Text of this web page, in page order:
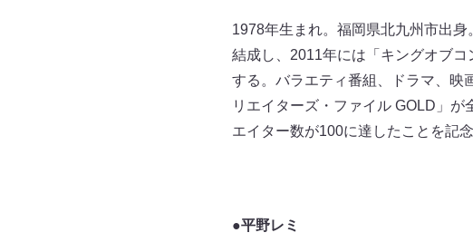
1978年生まれ。福岡県北九州市出
結成し、2011年には「キングオブコ
する。バラエティ番組、ドラマ、映
リエイターズ・ファイル GOLD」
エイター数が100に達したことを記
●平野レミ